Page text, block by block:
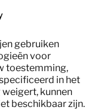
gebruiken
voor
toestemming,
in het
kunnen
beschikbaar zijn.